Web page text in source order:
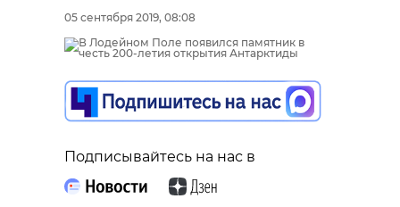
05 сентября 2019, 08:08
Подписывайтесь на нас в
0:00 / 0:00
Сосновоборец
разгадал тайну
могилы на
старинном кладбище
0:00 / 0:00
В Каменке
состоялась
реконструкция
прорыва "Линии